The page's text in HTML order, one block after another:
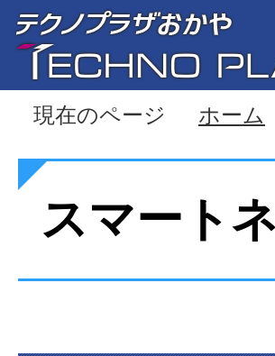
現在のページ ホーム
スマート